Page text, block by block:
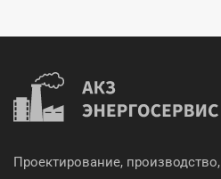
Проектирование, производство,